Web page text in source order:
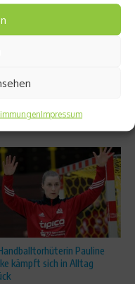
Impressum
Pauline
kämpft sich in Alltag